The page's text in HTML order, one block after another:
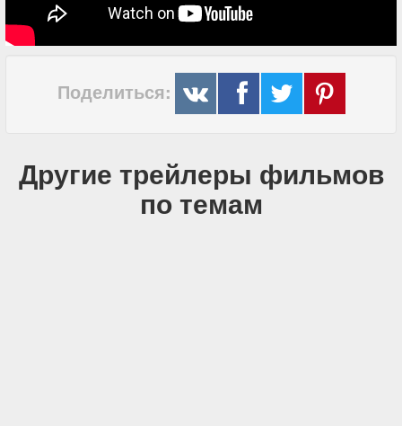
Поделиться:
Другие трейлеры фильмов
по темам